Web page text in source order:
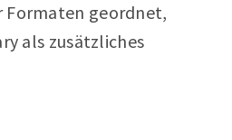
Formaten geordnet,
als zusätzliches